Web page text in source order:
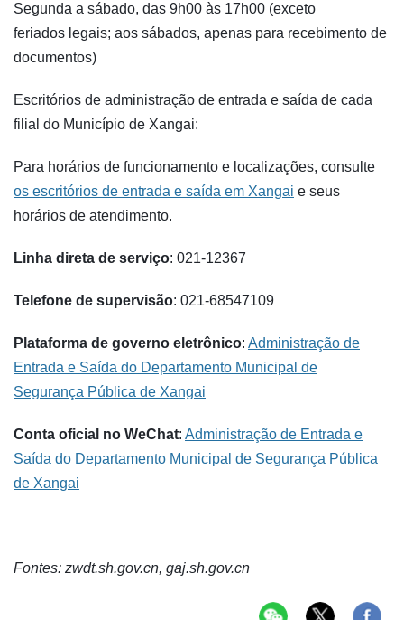
Segunda a sábado, das 9h00 às 17h00 (exceto
feriados legais; aos sábados, apenas para recebimento de
documentos)
Escritórios de administração de entrada e saída de cada
filial do Município de Xangai:
Para horários de funcionamento e localizações, consulte
os escritórios de entrada e saída em Xangai e seus
horários de atendimento.
Linha direta de serviço: 021-12367
Telefone de supervisão: 021-68547109
Plataforma de governo eletrônico: Administração de
Entrada e Saída do Departamento Municipal de
Segurança Pública de Xangai
Conta oficial no WeChat: Administração de Entrada e
Saída do Departamento Municipal de Segurança Pública
de Xangai
Fontes: zwdt.sh.gov.cn, gaj.sh.gov.cn